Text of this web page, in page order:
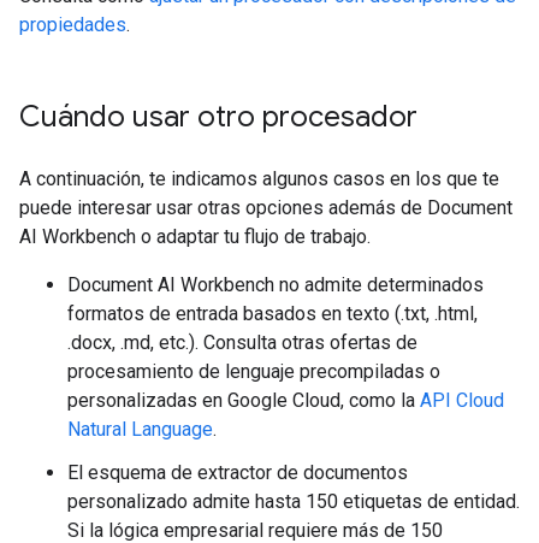
propiedades.
Cuándo usar otro procesador
A continuación, te indicamos algunos casos en los que te
puede interesar usar otras opciones además de Document
AI Workbench o adaptar tu flujo de trabajo.
Document AI Workbench no admite determinados
formatos de entrada basados en texto (.txt, .html,
.docx, .md, etc.). Consulta otras ofertas de
procesamiento de lenguaje precompiladas o
personalizadas en Google Cloud, como la API Cloud
Natural Language.
El esquema de extractor de documentos
personalizado admite hasta 150 etiquetas de entidad.
Si la lógica empresarial requiere más de 150